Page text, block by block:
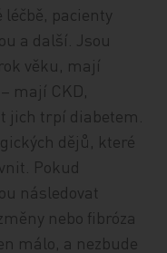
pacienty
a další. Jsou
věku, mají
mají CKD,
jich trpí diabetem.
dějů, které
Pokud
následovat
nebo fibróza
málo, a nezbude